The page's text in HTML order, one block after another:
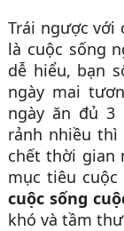
Trái ngược với
là cuộc sống
dễ hiểu, bạn
ngày mai
ngày ăn đủ 3
rảnh nhiều
chết thời gian
mục tiêu
cuộc sống
khó và tầm